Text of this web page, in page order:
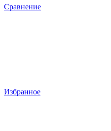
Сравнение
Избранное